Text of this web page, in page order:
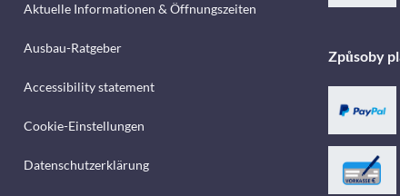
Aktuelle Informationen & Öffnungszeiten
Ausbau-Ratgeber
Accessibility statement
Cookie-Einstellungen
Datenschutzerklärung
Způsoby